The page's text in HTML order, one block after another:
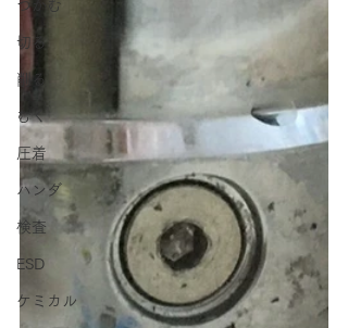
つかむ
切る
削る
むく
圧着
ハンダ
検査
ESD
ケミカル